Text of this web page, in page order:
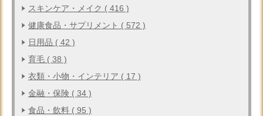
スキンケア・メイク ( 416 )
健康食品・サプリメント ( 572 )
日用品 ( 42 )
育毛 ( 38 )
衣類・小物・インテリア ( 17 )
金融・保険 ( 34 )
食品・飲料 ( 95 )